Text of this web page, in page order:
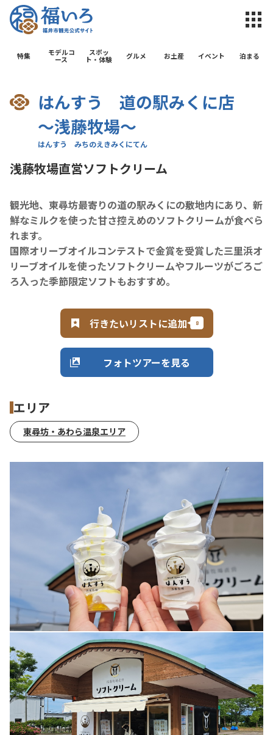
福井市観光
特集
モデルコ
ース
スポッ
ト・体験
グルメ お土産 イベント 泊まる
はんすう 道の駅みくに店
～浅藤牧場～
浅藤牧場直営ソフトクリーム
観光地、東尋坊最寄りの道の駅みくにの敷地内にあり、新
鮮なミルクを使った甘さ控えめのソフトクリームが食べら
れます。
国際オリーブオイルコンテストで金賞を受賞した三里浜オ
リーブオイルを使ったソフトクリームやフルーツがごろご
ろ入った季節限定ソフトもおすすめ。
行きたいリストに追加
フォトツアーを見る
エリア
東尋坊・あわら温泉エリア